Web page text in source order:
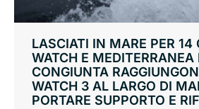
LASCIATI IN MARE PER 14
WATCH E
CONGIUNTA
WATCH 3 AL LARGO DI
PORTARE SUPPORTO E